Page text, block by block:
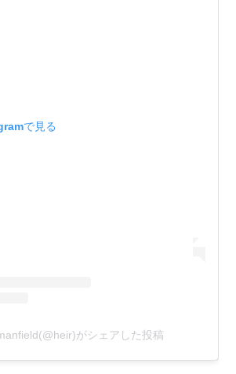
で見る
がシェアした投稿